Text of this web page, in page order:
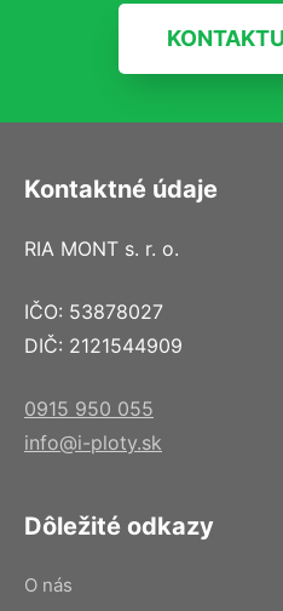
Kontaktné údaje
RIA MONT s. r. o.
IČO: 53878027
DIČ: 2121544909
0915 950 055
info@i-ploty.sk
Dôležité odkazy
O nás